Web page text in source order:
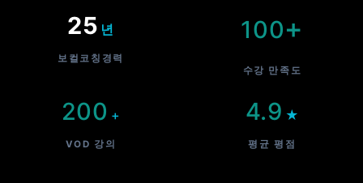
25 년
보컬코칭경력
100+
수강 만족도
200 +
VOD 강의
4.9 ★
평균 평점